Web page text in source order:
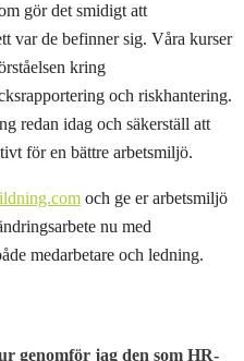
gör det smidigt att
var de befinner sig. Våra kurser
kring
och riskhantering.
redan idag och säkerställ att
för en bättre arbetsmiljö.
och ge er arbetsmiljö
nu med
medarbetare och ledning.
genomför jag den som HR-